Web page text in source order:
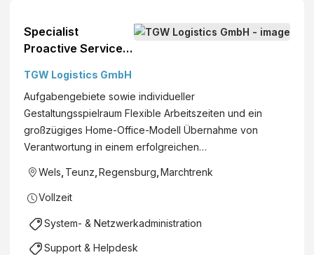
Specialist
Proactive Service
Marchtrenk,
Österreich |
Regensburg,
Deutschland |
Teunz,
Deutschland |
Wels, Österreich
Kundendienst /
Support
Berufserfahrene
TGW Logistics GmbH
Aufgabengebiete sowie individueller
Gestaltungsspielraum Flexible Arbeitszeiten und ein
großzügiges Home-Office-Modell Übernahme von
Verantwortung in einem erfolgreichen…
Wels Teunz Regensburg Marchtrenk
Vollzeit
System- & Netzwerkadministration
Support & Helpdesk